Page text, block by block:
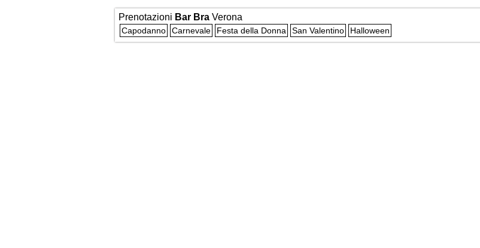
Prenotazioni Bar Bra Verona
Capodanno Carnevale Festa della Donna San Valentino Halloween